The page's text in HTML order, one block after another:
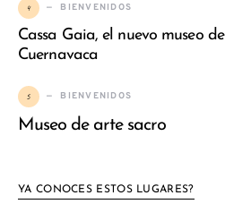
4 BIENVENIDOS
Cassa Gaia, el nuevo museo de
Cuernavaca
5 BIENVENIDOS
Museo de arte sacro
YA CONOCES ESTOS LUGARES?